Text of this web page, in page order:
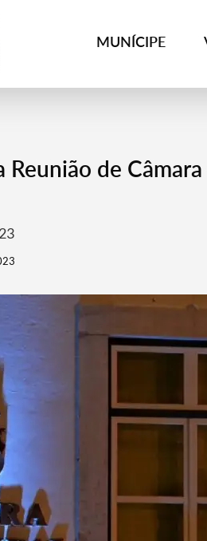
MUNÍCIPE
Pesquisa
Reunião de